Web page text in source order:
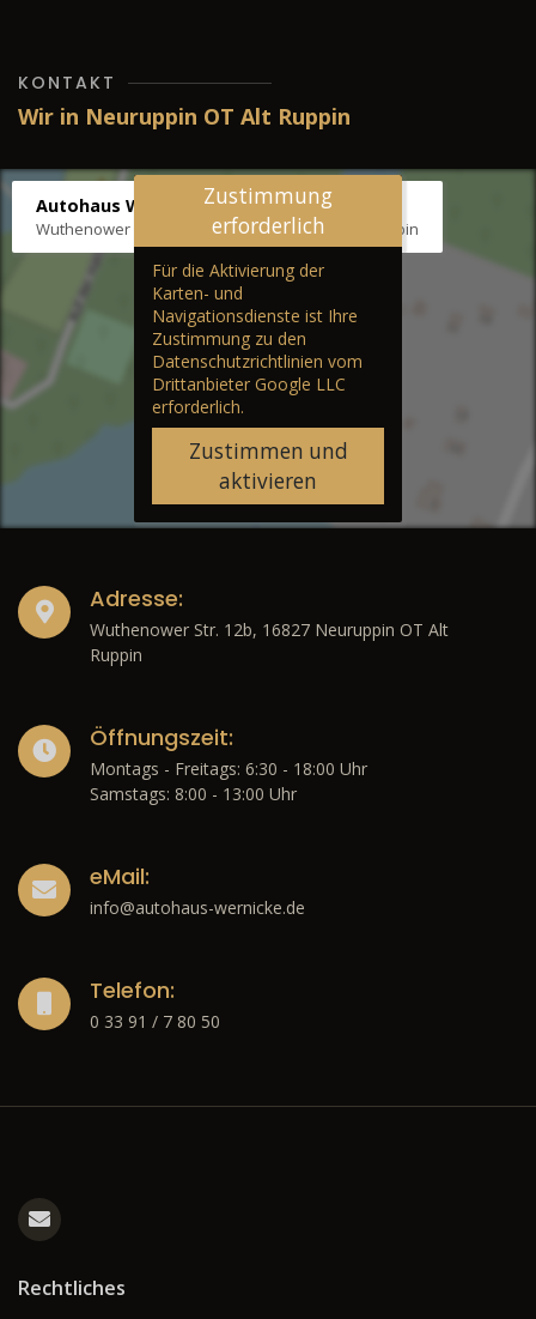
KONTAKT
Wir in Neuruppin OT Alt Ruppin
Autohaus Wernicke
Wuthenower Str. 12b, 16827 Neuruppin OT Alt Ruppin
Zustimmung
erforderlich
Für die Aktivierung der
Karten- und
Navigationsdienste ist Ihre
Zustimmung zu den
Datenschutzrichtlinien vom
Drittanbieter Google LLC
erforderlich.
Zustimmen und
aktivieren
Adresse:
Wuthenower Str. 12b, 16827 Neuruppin OT Alt
Ruppin
Öffnungszeit:
Montags - Freitags: 6:30 - 18:00 Uhr
Samstags: 8:00 - 13:00 Uhr
eMail:
info@autohaus-wernicke.de
Telefon:
0 33 91 / 7 80 50
Rechtliches